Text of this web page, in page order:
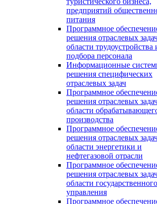
предприятий
питания
Программное
решения отраслевых
области трудоустройства
подбора персонала
Информационные
решения специфических
отраслевых задач
Программное
решения отраслевых
области
производства
Программное
решения отраслевых
области энергетики и
нефтегазовой отрасли
Программное
решения отраслевых
области государственного
управления
Программное